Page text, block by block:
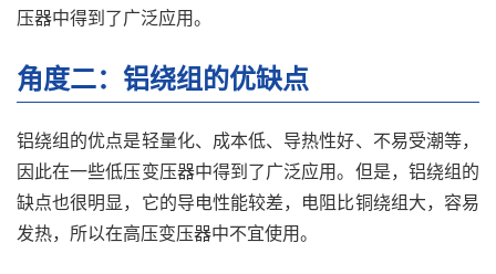
压器中得到了广泛应用。
角度二：铝绕组的优缺点
铝绕组的优点是轻量化、成本低、导热性好、不易受潮等，
因此在一些低压变压器中得到了广泛应用。但是，铝绕组的
缺点也很明显，它的导电性能较差，电阻比铜绕组大，容易
发热，所以在高压变压器中不宜使用。